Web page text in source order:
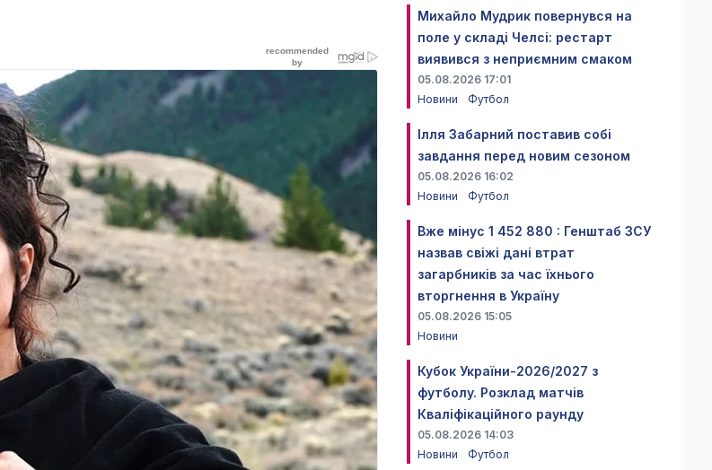
Михайло Мудрик повернувся на
поле у складі Челсі: рестарт
виявився з неприємним смаком
05.08.2026 17:01
Новини
Футбол
Ілля Забарний поставив собі
завдання перед новим сезоном
05.08.2026 16:02
Новини
Футбол
Вже мінус 1 452 880 : Генштаб ЗСУ
назвав свіжі дані втрат
загарбників за час їхнього
вторгнення в Україну
05.08.2026 15:05
Новини
Кубок України-2026/2027 з
футболу. Розклад матчів
Кваліфікаційного раунду
05.08.2026 14:03
Новини
Футбол